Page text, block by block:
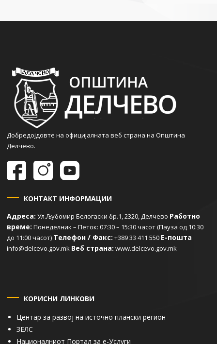
Добредојдовте на официјалната веб страна на Општина
Делчево.
КОНТАКТ ИНФОРМАЦИИ
Адреса: Ул.Љубомир Белогаски бр.1, 2320, Делчево Работно
време: Понеделник – Петок: 07:30 – 15:30 часот (Пауза од 10:30
до 11:00 часот) Телефон / Факс: +389 33 411 550 Е-пошта
info@delcevo.gov.mk Веб страна: www.delcevo.gov.mk
КОРИСНИ ЛИНКОВИ
Центар за развој на источно плански регион
ЗЕЛС
Националниот Портал за е-Услуги